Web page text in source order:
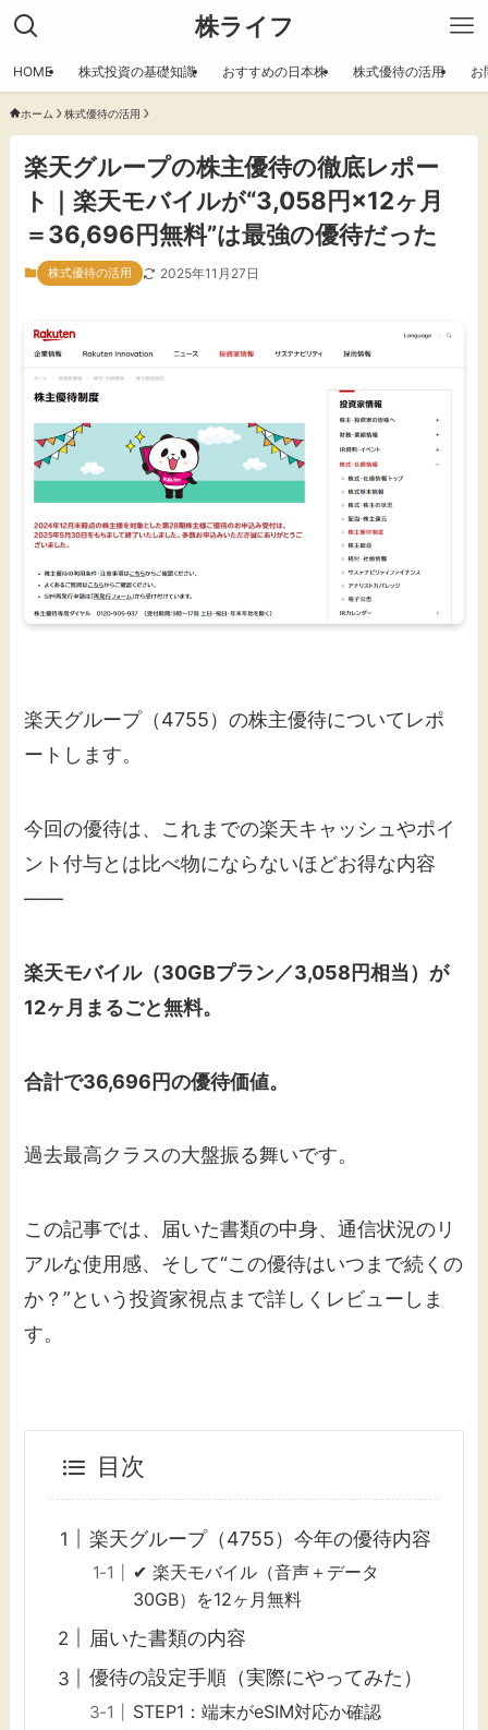
株ライフ
HOME 株式投資の基礎知識 おすすめの日本株 株式優待の活用 お
ホーム 株式優待の活用
楽天グループの株主優待の徹底レポー
ト｜楽天モバイルが“3,058円×12ヶ月
＝36,696円無料”は最強の優待だった
株式優待の活用 2025年11月27日
楽天グループ（4755）の株主優待についてレポ
ートします。
今回の優待は、これまでの楽天キャッシュやポイ
ント付与とは比べ物にならないほどお得な内容
——
楽天モバイル（30GBプラン／3,058円相当）が
12ヶ月まるごと無料。
合計で36,696円の優待価値。
過去最高クラスの大盤振る舞いです。
この記事では、届いた書類の中身、通信状況のリ
アルな使用感、そして“この優待はいつまで続くの
か？”という投資家視点まで詳しくレビューしま
す。
目次
楽天グループ（4755）今年の優待内容
✔ 楽天モバイル（音声＋データ
30GB）を12ヶ月無料
届いた書類の内容
優待の設定手順（実際にやってみた）
STEP1：端末がeSIM対応か確認